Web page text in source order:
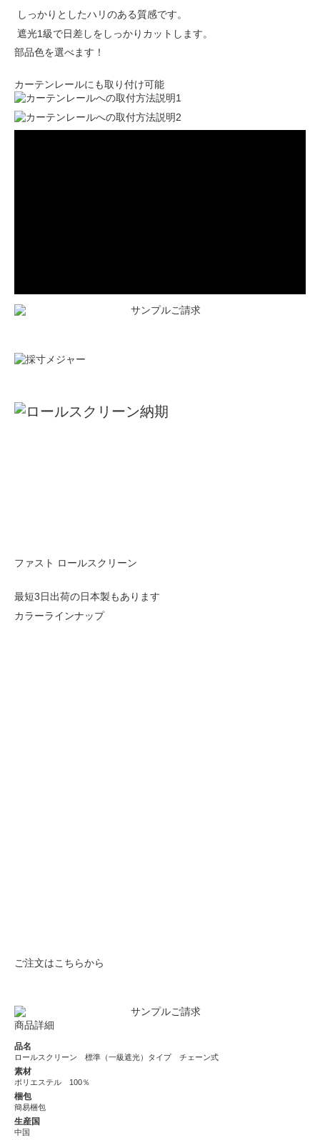
しっかりとしたハリのある質感です。
遮光1級で日差しをしっかりカットします。
部品色を選べます！
カーテンレールにも取り付け可能
ファスト ロールスクリーン
最短3日出荷の日本製もあります
カラーラインナップ
ご注文はこちらから
商品詳細
品名
ロールスクリーン 標準（一級遮光）タイプ チェーン式
素材
ポリエステル 100％
梱包
簡易梱包
生産国
中国